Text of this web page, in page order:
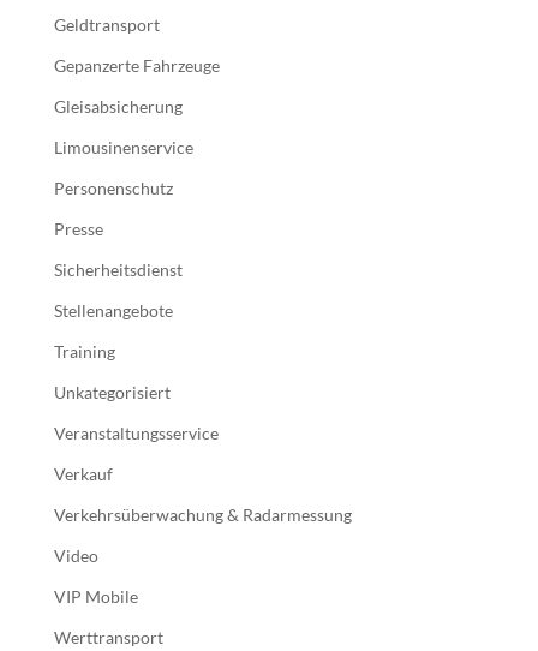
Geldtransport
Gepanzerte Fahrzeuge
Gleisabsicherung
Limousinenservice
Personenschutz
Presse
Sicherheitsdienst
Stellenangebote
Training
Unkategorisiert
Veranstaltungsservice
Verkauf
Verkehrsüberwachung & Radarmessung
Video
VIP Mobile
Werttransport